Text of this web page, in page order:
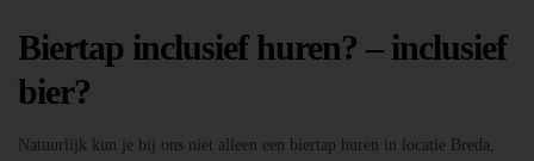
Biertap inclusief huren? – inclusief
bier?
Natuurlijk kun je bij ons niet alleen een biertap huren in locatie Breda,